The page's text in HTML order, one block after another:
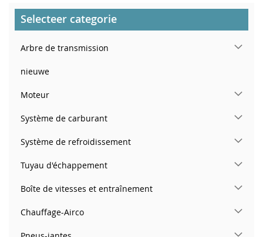
Selecteer categorie
Arbre de transmission
nieuwe
Moteur
Système de carburant
Système de refroidissement
Tuyau d'échappement
Boîte de vitesses et entraînement
Chauffage-Airco